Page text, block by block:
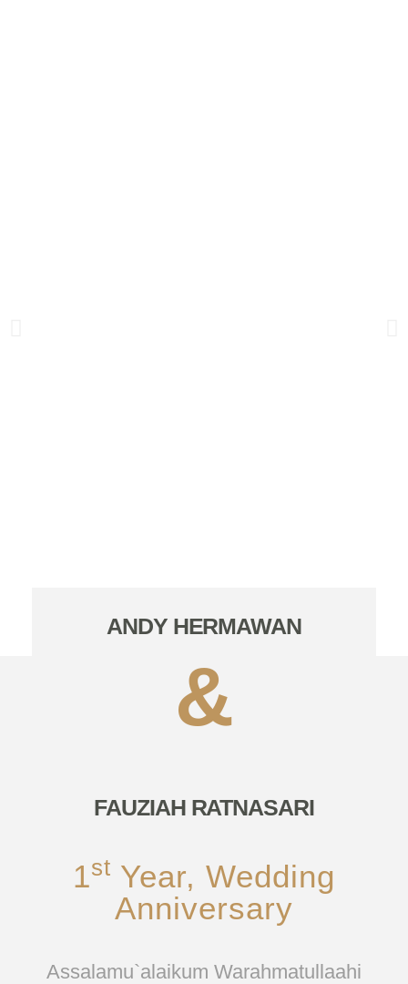
ANDY HERMAWAN
&
FAUZIAH RATNASARI
1st Year, Wedding
Anniversary
Assalamu`alaikum Warahmatullaahi